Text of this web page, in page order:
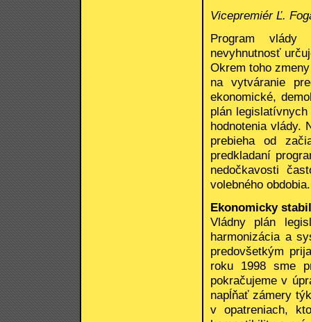
Vicepremiér Ľ.
Program vlády
nevyhnutnosť
Okrem toho
na vytváranie
ekonomické,
plán
hodnotenia vlády.
prebieha od
predkladaní
nedočkavosti
volebného obdobia.
Ekonomicky
Vládny plán
harmonizácia a
predovšetkým
roku 1998 sme
pokračujeme v
napĺňať zámery
v opatreniach,